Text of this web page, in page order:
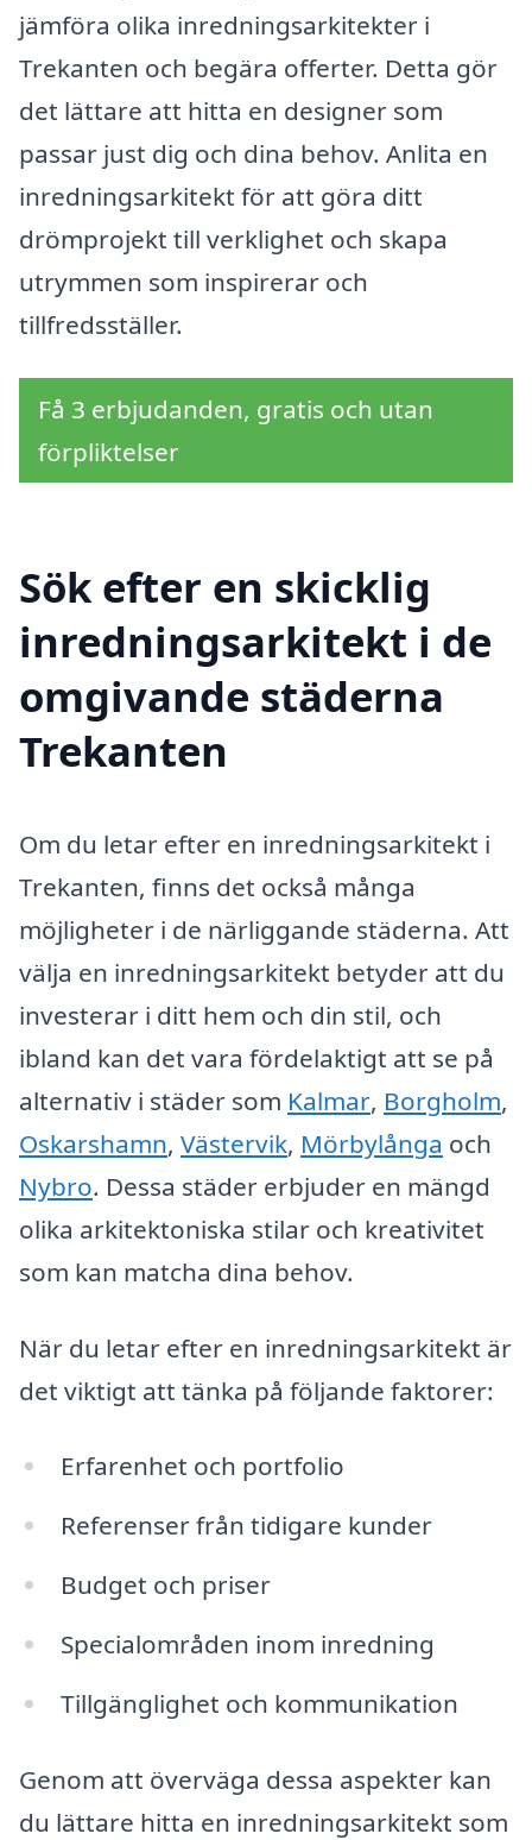
jämföra olika inredningsarkitekter i
Trekanten och begära offerter. Detta gör
det lättare att hitta en designer som
passar just dig och dina behov. Anlita en
inredningsarkitekt för att göra ditt
drömprojekt till verklighet och skapa
utrymmen som inspirerar och
tillfredsställer.
Få 3 erbjudanden, gratis och utan
förpliktelser
Sök efter en skicklig
inredningsarkitekt i de
omgivande städerna
Trekanten
Om du letar efter en inredningsarkitekt i
Trekanten, finns det också många
möjligheter i de närliggande städerna. Att
välja en inredningsarkitekt betyder att du
investerar i ditt hem och din stil, och
ibland kan det vara fördelaktigt att se på
alternativ i städer som Kalmar, Borgholm,
Oskarshamn, Västervik, Mörbylånga och
Nybro. Dessa städer erbjuder en mängd
olika arkitektoniska stilar och kreativitet
som kan matcha dina behov.
När du letar efter en inredningsarkitekt är
det viktigt att tänka på följande faktorer:
Erfarenhet och portfolio
Referenser från tidigare kunder
Budget och priser
Specialområden inom inredning
Tillgänglighet och kommunikation
Genom att överväga dessa aspekter kan
du lättare hitta en inredningsarkitekt som